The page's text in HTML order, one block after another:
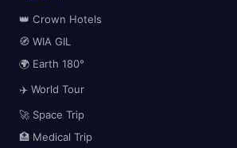
👑 Crown Hotels
🧭 WIA GIL
🌍 Earth 180°
✈️ World Tour
🚀 Space Trip
🏥 Medical Trip